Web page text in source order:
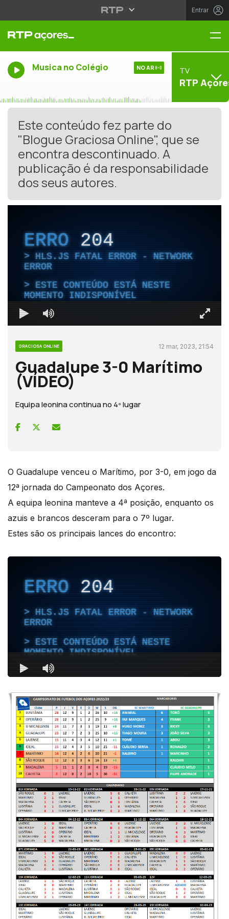
Entrar
Musica no Colégio NO AR TV
RTP
Este conteúdo fez parte do
"Blogue Graciosa Online", que se
encontra descontinuado. A
publicação é da responsabilidade
dos seus autores.
ERRO204
HLS.JS FATAL ERROR - NETWORK
ERROR
ESTE CONTEÚDO ESTÁ NESTE
MOMENTO INDISPONÍVEL
GRACIOSA ONLINE 12 mar, 2023, 21:54
Guadalupe 3-0 Marítimo
(VÍDEO)
Equipa leonina continua no 4º lugar
O Guadalupe venceu o Marítimo, por 3-0, em jogo da
12ª jornada do Campeonato dos Açores.
A equipa leonina manteve a 4ª posição, enquanto os
azuis e brancos desceram para o 7º lugar.
Estes são os principais lances do encontro: